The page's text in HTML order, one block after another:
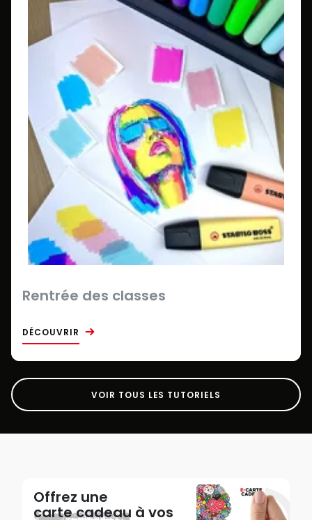
Rentrée des classes
DÉCOUVRIR
VOIR TOUS LES TUTORIELS
Offrez une
carte cadeau à vos